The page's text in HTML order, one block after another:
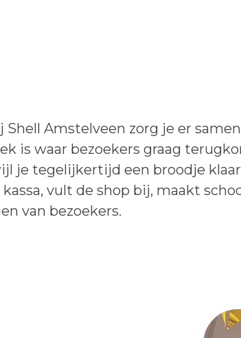
Amstelveen zorg je er
is waar bezoekers graag
je tegelijkertijd een broodje
vult de shop bij, maakt
van bezoekers.